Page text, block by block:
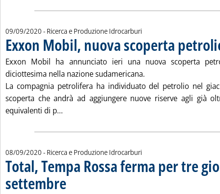
09/09/2020 - Ricerca e Produzione Idrocarburi
Exxon Mobil, nuova scoperta
Exxon Mobil ha annunciato ieri una nuova scoperta
diciottesima nella nazione sudamericana.
La compagnia petrolifera ha individuato del petrolio nel
scoperta che andrà ad aggiungere nuove riserve agli già
equivalenti di p...
08/09/2020 - Ricerca e Produzione Idrocarburi
Total, Tempa Rossa ferma per tre
settembre. Sottotitolo: Per lavori di riparazione, ottimizzazione e
. Pubblicata martedì 08 settembre 2020 alle 14.21.